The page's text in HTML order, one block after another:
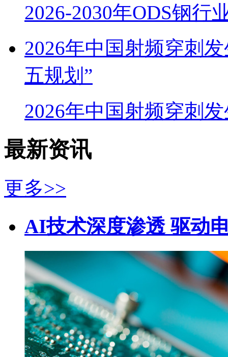
2026-2030年ODS钢行
2026年中国射频穿刺
五规划”
2026年中国射频穿刺
最新资讯
更多>>
AI技术深度渗透 驱动